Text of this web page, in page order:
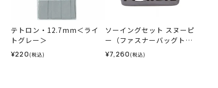
テトロン・12.7mm＜ライ
トグレー＞
¥220 (税込)
ソーイングセット スヌーピ
ー（ファスナーバッグトー
ト）＜グレー＞
¥7,260 (税込)